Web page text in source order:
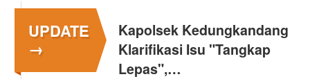
UPDATE
→
Kapolsek Kedungkandang
Klarifikasi Isu "Tangkap
Lepas",…